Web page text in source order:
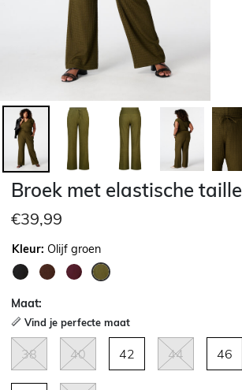
Broek met elastische taille
€39,99
Kleur: Olijf groen
Maat:
Vind je perfecte maat
38 40 42 44 46